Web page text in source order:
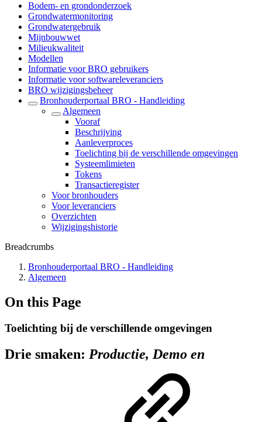
Bodem- en grondonderzoek
Grondwatermonitoring
Grondwatergebruik
Mijnbouwwet
Milieukwaliteit
Modellen
Informatie voor BRO gebruikers
Informatie voor softwareleveranciers
BRO wijzigingsbeheer
Bronhouderportaal BRO - Handleiding
Algemeen
Vooraf
Beschrijving
Aanleverproces
Toelichting bij de verschillende omgevingen
Systeemlimieten
Tokens
Transactieregister
Voor bronhouders
Voor leveranciers
Overzichten
Wijzigingshistorie
Breadcrumbs
Bronhouderportaal BRO - Handleiding
Algemeen
On this Page
Toelichting bij de verschillende omgevingen
Drie smaken: Productie, Demo en